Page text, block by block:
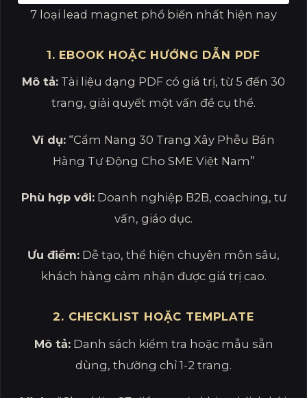
7 loại lead magnet phổ biến nhất hiện nay
1. EBOOK HOẶC HƯỚNG DẪN PDF
Mô tả: Tài liệu dạng PDF có giá trị, từ 5 đến 30
trang, giải quyết một vấn đề cụ thể.
Ví dụ: “Cẩm Nang 30 Trang Xây Phễu Bán
Hàng Tự Động Cho SME Việt Nam”
Phù hợp với:Doanh nghiệp B2B, coaching, tư
vấn, giáo dục.
Ưu điểm: Dễ tạo, thể hiện chuyên môn sâu,
khách hàng cảm nhận được giá trị cao.
2. CHECKLIST HOẶC TEMPLATE
Mô tả:Danh sách kiểm tra hoặc mẫu sẵn
dùng, thường chỉ 1-2 trang.